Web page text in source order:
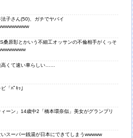
法子さん(50)、ガチでヤバイ
桑原彰とかいう不細工オッサンの不倫相手がくっそ
高くて速い車らしい……
「ﾊﾟｷｯ」
ィーン」14歳中2「橋本環奈似」美女がグランプリ
いスーパー銭湯が日本にできてしまうwwwww